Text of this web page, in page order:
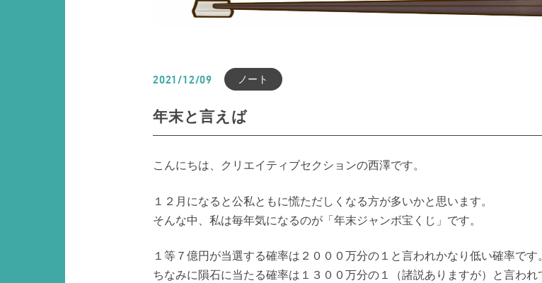
2021/12/09 ノート
年末と言えば
こんにちは、クリエイティブセクションの西澤です。
１２月になると公私ともに慌ただしくなる方が多いかと思います。
そんな中、私は毎年気になるのが「年末ジャンボ宝くじ」です。
１等７億円が当選する確率は２０００万分の１と言われかなり低い確率です。
ちなみに隕石に当たる確率は１３００万分の１（諸説ありますが）と言われ